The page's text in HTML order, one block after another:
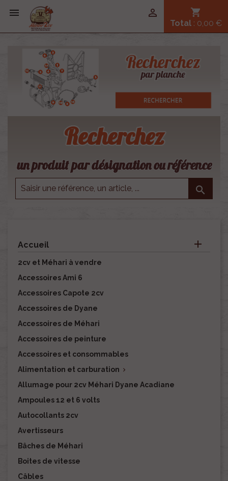
 shopping_cart
Total : 0,00 €

Recherchez
un produit par désignation ou référence

Accueil 
2cv et Méhari à vendre
Accessoires Ami 6
Accessoires Capote 2cv
Accessoires de Dyane
Accessoires de Méhari
Accessoires de peinture
Accessoires et consommables
Alimentation et carburation 
Allumage pour 2cv Méhari Dyane Acadiane
Ampoules 12 et 6 volts
Autocollants 2cv
Avertisseurs
Bâches de Méhari
Boites de vitesse
Câbles